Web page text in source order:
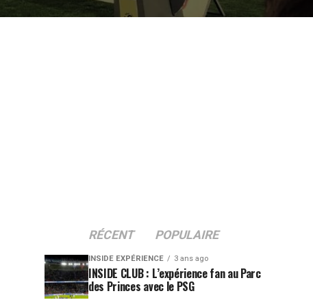
RÉCENT POPULAIRE
INSIDE EXPÉRIENCE 3 ans ago
INSIDE CLUB : L’expérience fan au Parc
des Princes avec le PSG